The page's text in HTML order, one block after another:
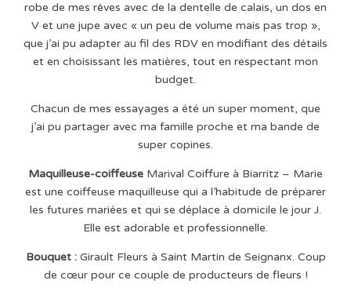
robe de mes rêves avec de la dentelle de calais, un dos en
V et une jupe avec « un peu de volume mais pas trop »,
que j’ai pu adapter au fil des RDV en modifiant des détails
et en choisissant les matières, tout en respectant mon
budget.
Chacun de mes essayages a été un super moment, que
j’ai pu partager avec ma famille proche et ma bande de
super copines.
Maquilleuse-coiffeuse Marival Coiffure à Biarritz – Marie
est une coiffeuse maquilleuse qui a l’habitude de préparer
les futures mariées et qui se déplace à domicile le jour J.
Elle est adorable et professionnelle.
Bouquet : Girault Fleurs à Saint Martin de Seignanx. Coup
de cœur pour ce couple de producteurs de fleurs !